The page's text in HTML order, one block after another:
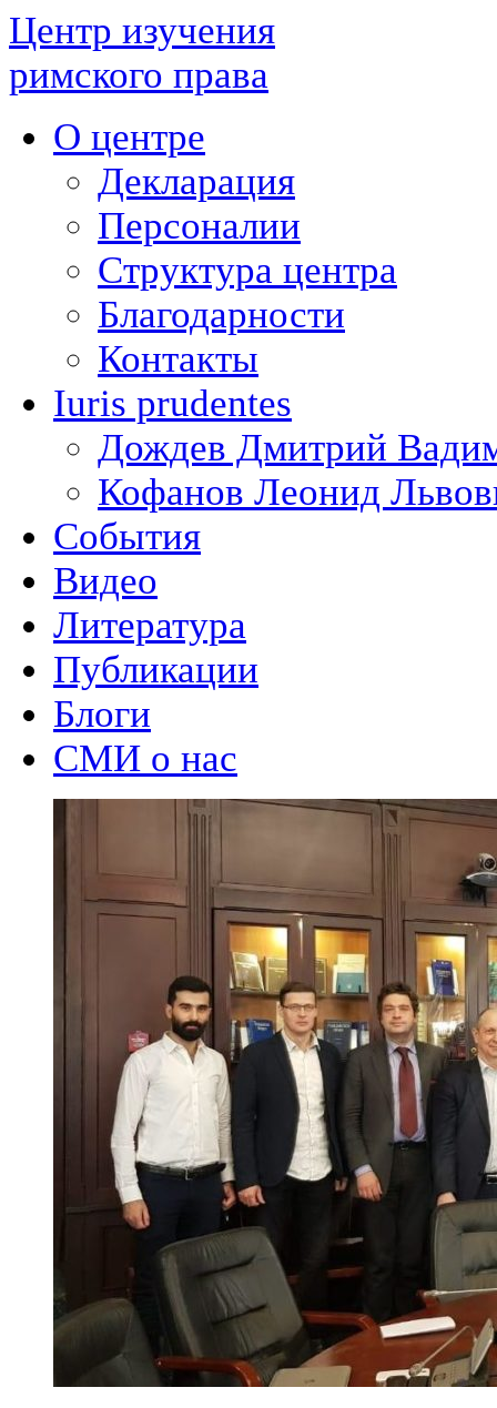
Центр изучения
римского права
О центре
Декларация
Персоналии
Структура центра
Благодарности
Контакты
Iuris prudentes
Дождев Дмитрий
Кофанов Леонид
События
Видео
Литература
Публикации
Блоги
СМИ о нас